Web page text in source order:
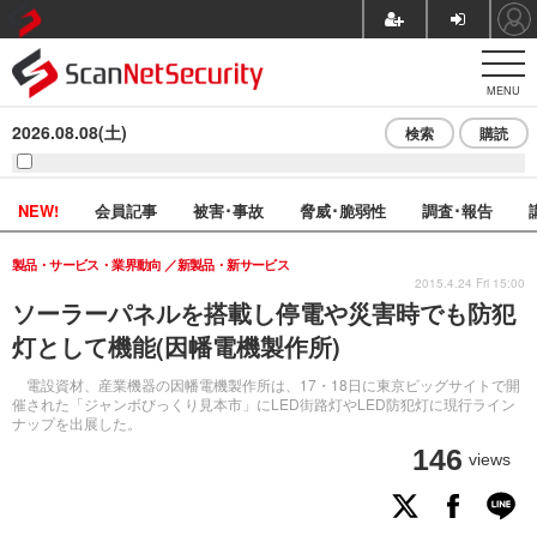
MENU
2026.08.08(土) 検索 購読
NEW! 会員記事 被害･事故 脅威･脆弱性 調査･報告
ソーラーパネルを搭載し停電や災害時でも防犯
灯として機能(因幡電機製作所)
電設資材、産業機器の因幡電機製作所は、17・18日に東京ビッグサイトで開
催された「ジャンボびっくり見本市」にLED街路灯やLED防犯灯に現行ライン
ナップを出展した。
製品・サービス・業界動向 新製品・新サービス
146 views
2015.4.24 Fri 15:00